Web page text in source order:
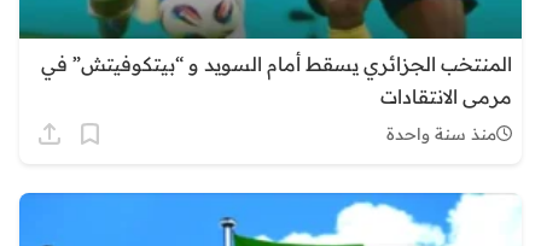
المنتخب الجزائري يسقط أمام السويد و “بيتكوفيتش” في
مرمى الانتقادات
منذ سنة واحدة